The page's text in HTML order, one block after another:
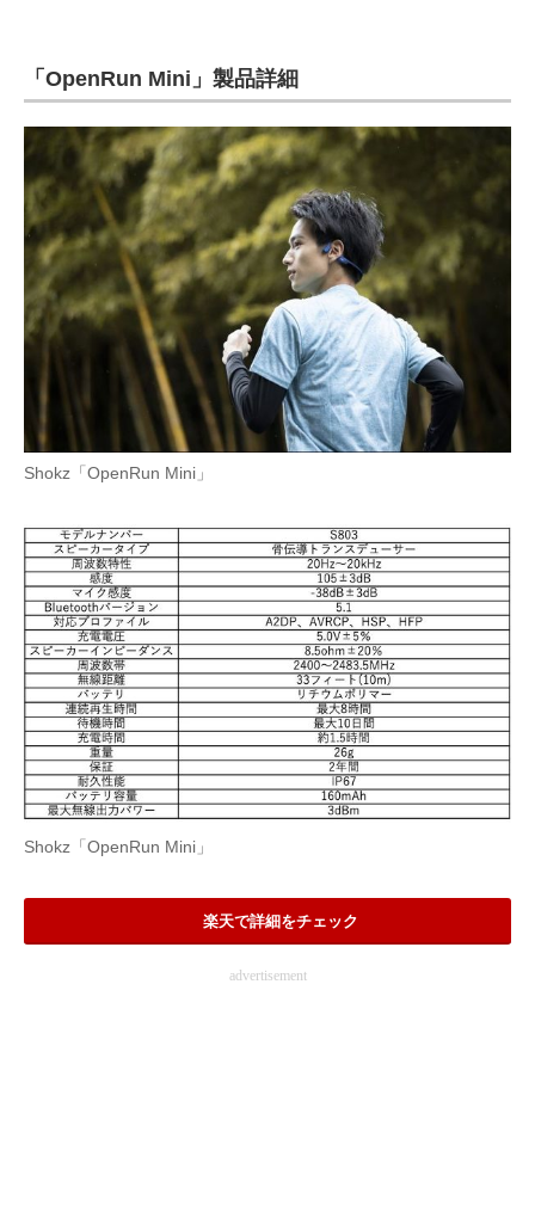
「OpenRun Mini」製品詳細
Shokz「OpenRun Mini」
Shokz「OpenRun Mini」
楽天で詳細をチェック
advertisement